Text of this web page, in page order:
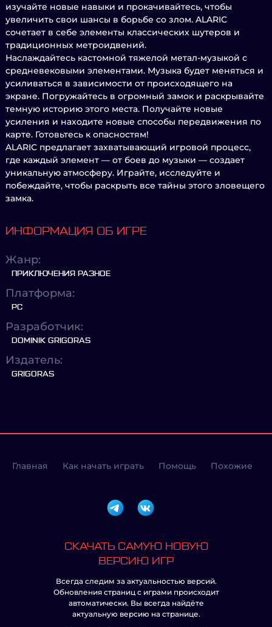
изучайте новые навыки и прокачивайтесь, чтобы
увеличить свои шансы в борьбе со злом. ALARIC
сочетает в себе элементы классических шутеров и
традиционных метроидвений.
Наслаждайтесь кастомной тяжелой метал-музыкой с
средневековыми элементами. Музыка будет меняться и
усиливаться в зависимости от происходящего на
экране. Погружайтесь в огромный замок и раскрывайте
темную историю этого места. Получайте новые
усиления и находите новые способы передвижения по
карте. Готовьтесь к опасностям!
ALARIC предлагает захватывающий игровой процесс,
где каждый элемент — от боев до музыки — создает
уникальную атмосферу. Играйте, исследуйте и
побеждайте, чтобы раскрыть все тайны этого зловещего
замка.
ИНФОРМАЦИЯ ОБ ИГРЕ
Жанр:
ПРИКЛЮЧЕНИЯ РАЗНОЕ
Платформа:
PC
Разработчик:
DOMINIK GRIGORAS
Издатель:
GRIGORAS
Главная Как начать играть Помощь Похожие
СКАЧАТЬ САМУЮ НОВУЮ
ВЕРСИЮ ИГР
Всегда следим за актуальностью версий.
Обновления страниц с играми происходит
автоматически. Вы всегда найдёте
актуальную версию на странице.